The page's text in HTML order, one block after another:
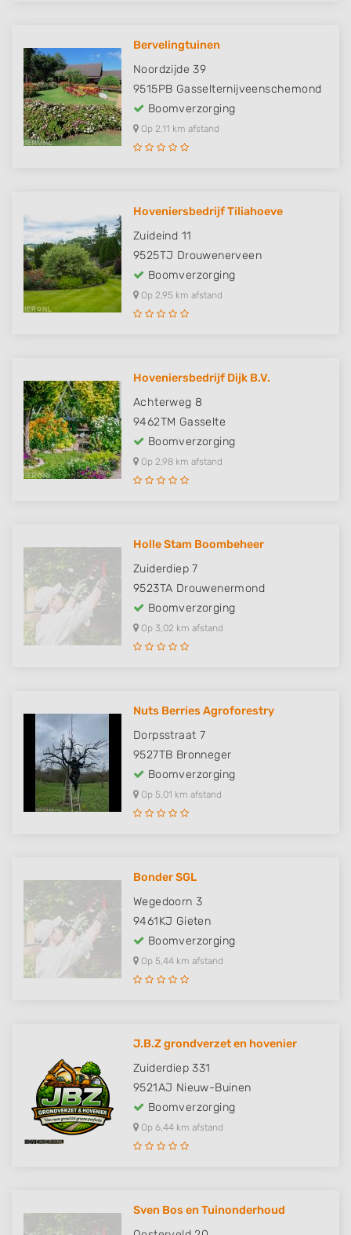
Bervelingtuinen
Noordzijde 39
9515PB Gasselternijveenschemond
Boomverzorging
Op 2,11 km afstand
Hoveniersbedrijf Tiliahoeve
Zuideind 11
9525TJ Drouwenerveen
Boomverzorging
Op 2,95 km afstand
Hoveniersbedrijf Dijk B.V.
Achterweg 8
9462TM Gasselte
Boomverzorging
Op 2,98 km afstand
Holle Stam Boombeheer
Zuiderdiep 7
9523TA Drouwenermond
Boomverzorging
Op 3,02 km afstand
Nuts Berries Agroforestry
Dorpsstraat 7
9527TB Bronneger
Boomverzorging
Op 5,01 km afstand
Bonder SGL
Wegedoorn 3
9461KJ Gieten
Boomverzorging
Op 5,44 km afstand
J.B.Z grondverzet en hovenier
Zuiderdiep 331
9521AJ Nieuw-Buinen
Boomverzorging
Op 6,44 km afstand
Sven Bos en Tuinonderhoud